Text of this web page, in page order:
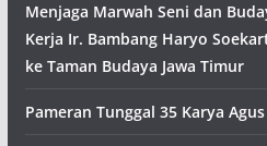
Menjaga Marwah Seni dan
Kerja Ir. Bambang Haryo
ke Taman Budaya Jawa Timur
Pameran Tunggal 35 Karya